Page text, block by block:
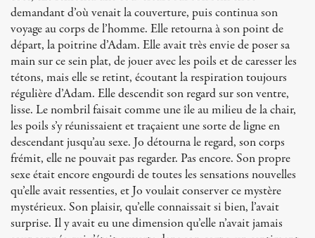
demandant d’où venait la couverture, puis continua son
voyage au corps de l’homme. Elle retourna à son point de
départ, la poitrine d’Adam. Elle avait très envie de poser sa
main sur ce sein plat, de jouer avec les poils et de caresser les
tétons, mais elle se retint, écoutant la respiration toujours
régulière d’Adam. Elle descendit son regard sur son ventre,
lisse. Le nombril faisait comme une île au milieu de la chair,
les poils s’y réunissaient et traçaient une sorte de ligne en
descendant jusqu’au sexe. Jo détourna le regard, son corps
frémit, elle ne pouvait pas regarder. Pas encore. Son propre
sexe était encore engourdi de toutes les sensations nouvelles
qu’elle avait ressenties, et Jo voulait conserver ce mystère
mystérieux. Son plaisir, qu’elle connaissait si bien, l’avait
surprise. Il y avait eu une dimension qu’elle n’avait jamais